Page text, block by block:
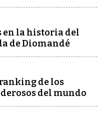
en la historia del
de Diomandé
de los
del mundo